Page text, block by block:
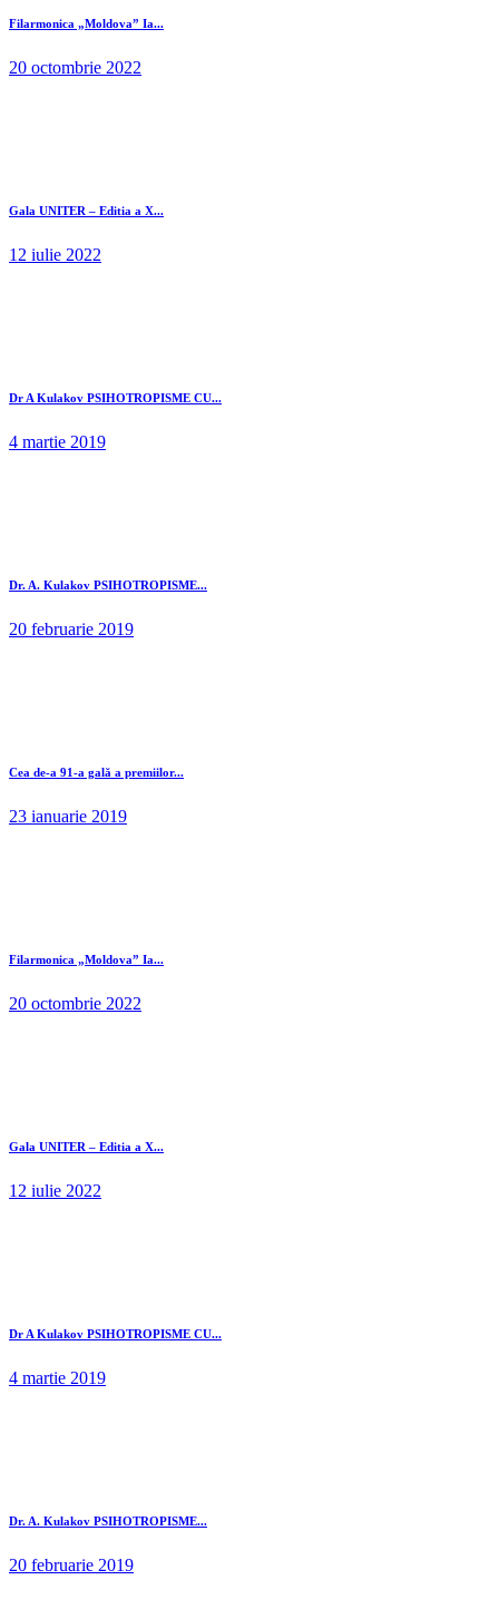
Filarmonica „Moldova” Ia...
20 octombrie 2022
Gala UNITER – Editia a X...
12 iulie 2022
Dr A Kulakov PSIHOTROPISME CU...
4 martie 2019
Dr. A. Kulakov PSIHOTROPISME...
20 februarie 2019
Cea de-a 91-a gală a premiilor...
23 ianuarie 2019
Filarmonica „Moldova” Ia...
20 octombrie 2022
Gala UNITER – Editia a X...
12 iulie 2022
Dr A Kulakov PSIHOTROPISME CU...
4 martie 2019
Dr. A. Kulakov PSIHOTROPISME...
20 februarie 2019